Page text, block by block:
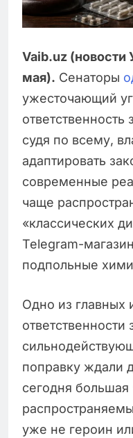
Vaib.uz (новости
мая). Сенаторы
ужесточающий
судя по всему,
адаптировать
современные
чаще
«классических
Telegram-
подпольные
Одно из главных
поправку ждали
сегодня большая
уже не героин